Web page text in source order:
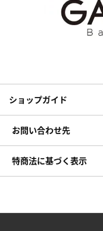
ショップガイド
お問い合わせ先
特商法に基づく表示